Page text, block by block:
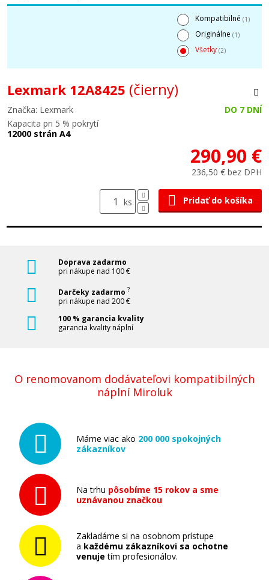
Kompatibilné (1)
Originálne (1)
Všetky (2)
Lexmark 12A8425 (čierny)
Značka: Lexmark
DO 7 DNÍ
Kapacita pri 5 % pokrytí
12000 strán A4
290,90 €
236,50 € bez DPH
ks Pridať do košíka
Doprava zadarmo
pri nákupe nad 100 €
Darčeky zadarmo ?
pri nákupe nad 200 €
100 % garancia kvality
garancia kvality náplní
O renomovanom dodávateľovi kompatibilných
náplní Miroluk
Máme viac ako 200 000 spokojných
zákazníkov
Na trhu pôsobíme 15 rokov a sme
uznávanou značkou
Zakladáme si na osobnom prístupe
a každému zákazníkovi sa ochotne
venuje tím profesionálov.